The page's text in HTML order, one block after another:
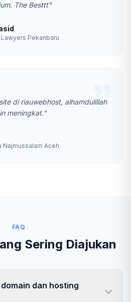
The Besttt"
Pekanbaru
di riauwebhost, alhamdulillah
meningkat."
Najmussalam Aceh
FAQ
Sering Diajukan
dan hosting